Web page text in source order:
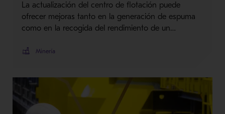
La actualización del centro de flotación puede
ofrecer mejoras tanto en la generación de espuma
como en la recogida del rendimiento de un…
Minería